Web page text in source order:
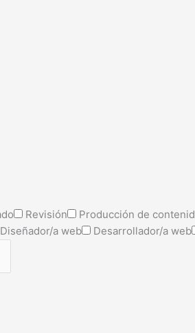
Revisión Producción de
Diseñador/a web Desarrollador/a web